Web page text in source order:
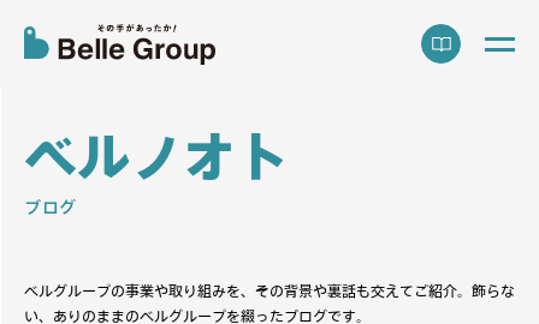
ベルノ オ ト
ブログ
ベルグループの事業や取り組みを、その背景や裏話も交えてご紹介。 飾らな
い、ありのままのベルグループを綴ったブログです。